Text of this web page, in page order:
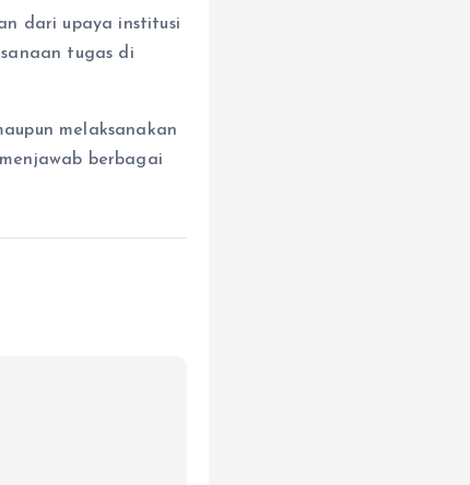
dari upaya institusi
tugas di
melaksanakan
berbagai